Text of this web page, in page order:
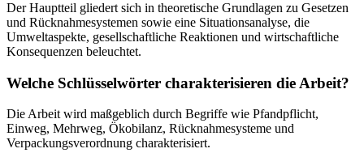
Der Hauptteil gliedert sich in theoretische Grundlagen zu Gesetzen
und Rücknahmesystemen sowie eine Situationsanalyse, die
Umweltaspekte, gesellschaftliche Reaktionen und wirtschaftliche
Konsequenzen beleuchtet.
Welche Schlüsselwörter charakterisieren die Arbeit?
Die Arbeit wird maßgeblich durch Begriffe wie Pfandpflicht,
Einweg, Mehrweg, Ökobilanz, Rücknahmesysteme und
Verpackungsverordnung charakterisiert.